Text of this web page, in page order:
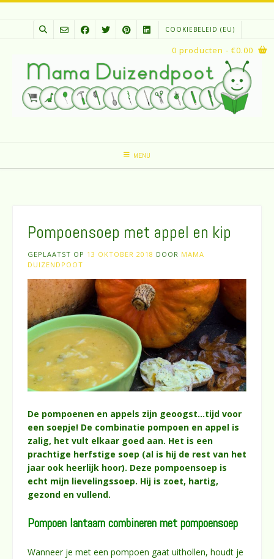
Spring
COOKIEBELEID (EU)
MENU
0 producten - €0.00
Pompoensoep met appel en kip
GEPLAATST OP 13 OKTOBER 2018 DOOR MAMA
DUIZENDPOOT
De pompoenen en appels zijn geoogst…tijd voor
een soepje! De combinatie pompoen en appel is
zalig, het vult elkaar goed aan. Het is een
prachtige herfstige soep (al is hij de rest van het
jaar ook heerlijk hoor). Deze pompoensoep is
echt mijn lievelingssoep. Hij is zoet, hartig,
gezond en vullend.
Pompoen lantaarn combineren met pompoensoep
Wanneer je met een pompoen gaat uithollen, houdt je